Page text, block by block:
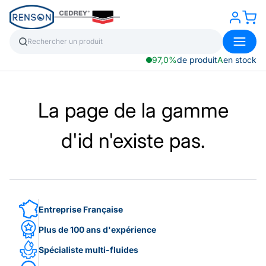
97,0%de produitAen stock
La page de la gamme
d'id n'existe pas.
Entreprise Française
Plus de 100 ans d'expérience
Spécialiste multi-fluides